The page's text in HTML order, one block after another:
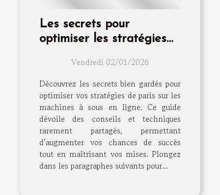
Les secrets pour
optimiser les stratégies
à sous en ligne
Vendredi 02/01/2026
Découvrez les secrets bien gardés pour
optimiser vos stratégies de paris sur les
machines à sous en ligne. Ce guide
dévoile des conseils et techniques
rarement partagés, permettant
d’augmenter vos chances de succès
tout en maîtrisant vos mises. Plongez
dans les paragraphes suivants pour...